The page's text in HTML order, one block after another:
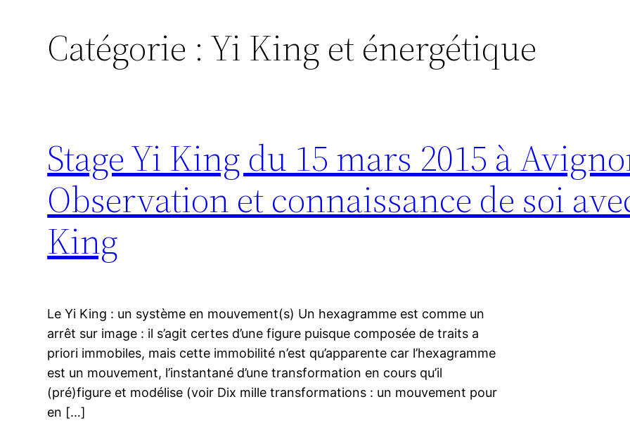
Catégorie : Yi King et énergétique
Stage Yi King du 15 mars 2015 à
Observation et connaissance de soi
King
Le Yi King : un système en mouvement(s) Un hexagramme est comme un
arrêt sur image : il s’agit certes d’une figure puisque composée de traits a
priori immobiles, mais cette immobilité n’est qu’apparente car l’hexagramme
est un mouvement, l’instantané d’une transformation en cours qu’il
(pré)figure et modélise (voir Dix mille transformations : un mouvement pour
en […]